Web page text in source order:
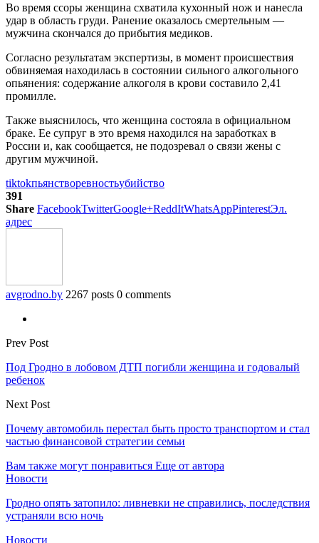
Во время ссоры женщина схватила кухонный нож и нанесла
удар в область груди. Ранение оказалось смертельным —
мужчина скончался до прибытия медиков.
Согласно результатам экспертизы, в момент происшествия
обвиняемая находилась в состоянии сильного алкогольного
опьянения: содержание алкоголя в крови составило 2,41
промилле.
Также выяснилось, что женщина состояла в официальном
браке. Ее супруг в это время находился на заработках в
России и, как сообщается, не подозревал о связи жены с
другим мужчиной.
tiktokпьянстворевностьубийство
391
Share FacebookTwitterGoogle+ReddItWhatsAppPinterestЭл.
адрес
avgrodno.by 2267 posts 0 comments
Prev Post
Под Гродно в лобовом ДТП погибли женщина и годовалый
ребенок
Next Post
Почему автомобиль перестал быть просто транспортом и стал
частью финансовой стратегии семьи
Вам также могут понравиться Еще от автора
Новости
Гродно опять затопило: ливневки не справились, последствия
устраняли всю ночь
Новости